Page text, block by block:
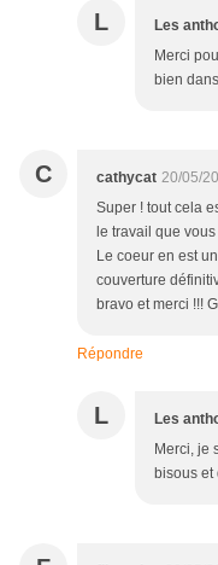
L Les
Merci
bien
C cathycat 20/05/
Super ! tout cela
le travail que
Le coeur en est
couverture
bravo et merci !!!
Répondre
L Les
Merci, je
bisous et